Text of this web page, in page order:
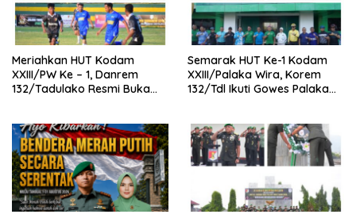
Meriahkan HUT Kodam
XXIII/PW Ke – 1, Danrem
132/Tadulako Resmi Buka
2026.
Semarak HUT Ke-1 Kodam
XXIII/Palaka Wira, Korem
132/Tdl Ikuti Gowes Palaka